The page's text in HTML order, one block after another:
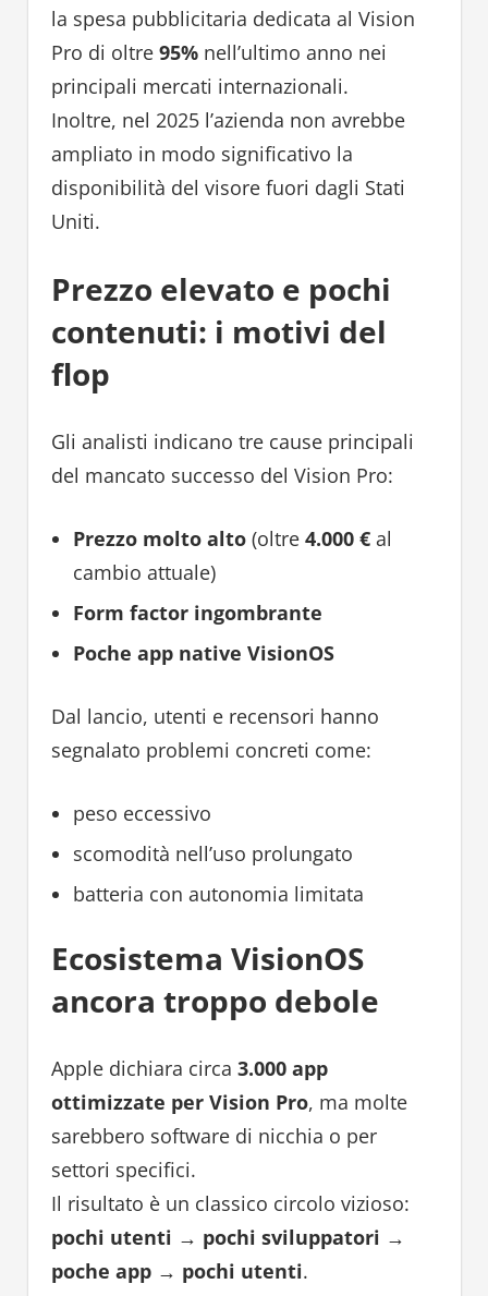
la spesa pubblicitaria dedicata al Vision
Pro di oltre 95%nell’ultimo anno nei
principali mercati internazionali.
Inoltre, nel 2025 l’azienda non avrebbe
ampliato in modo significativo la
disponibilità del visore fuori dagli Stati
Uniti.
Prezzo elevato e pochi
contenuti: i motivi del
flop
Gli analisti indicano tre cause principali
del mancato successo del Vision Pro:
Prezzo molto alto(oltre 4.000 €al
cambio attuale)
Form factor ingombrante
Poche app native VisionOS
Dal lancio, utenti e recensori hanno
segnalato problemi concreti come:
peso eccessivo
scomodità nell’uso prolungato
batteria con autonomia limitata
Ecosistema VisionOS
ancora troppo debole
Apple dichiara circa 3.000 app
ottimizzate per Vision Pro, ma molte
sarebbero software di nicchia o per
settori specifici.
Il risultato è un classico circolo vizioso:
pochi utenti → pochi sviluppatori →
poche app → pochi utenti.